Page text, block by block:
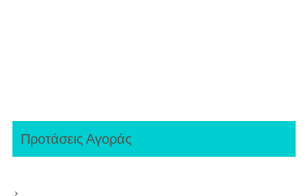
Προτάσεις Αγοράς